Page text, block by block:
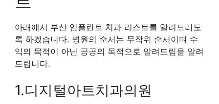
아래에서 부산 임플란트 치과 리스트를 알려드리도
록 하겠습니다. 병원의 순서는 무작위 순서이며 수
익의 목적이 아닌 공공의 목적으로 알려드림을 알려
드립니다.
1.디지털아트치과의원